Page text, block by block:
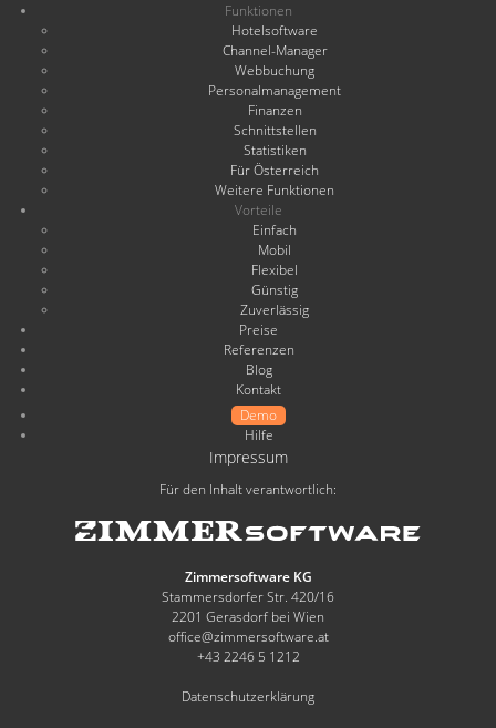
Funktionen
Hotelsoftware
Channel-Manager
Webbuchung
Personalmanagement
Finanzen
Schnittstellen
Statistiken
Für Österreich
Weitere Funktionen
Vorteile
Einfach
Mobil
Flexibel
Günstig
Zuverlässig
Preise
Referenzen
Blog
Kontakt
Demo
Hilfe
Impressum
Für den Inhalt verantwortlich:
Zimmersoftware KG
Stammersdorfer Str. 420/16
2201 Gerasdorf bei Wien
office@zimmersoftware.at
+43 2246 5 1212
Datenschutzerklärung